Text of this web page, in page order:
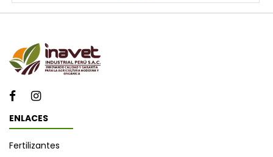
ENLACES
Fertilizantes